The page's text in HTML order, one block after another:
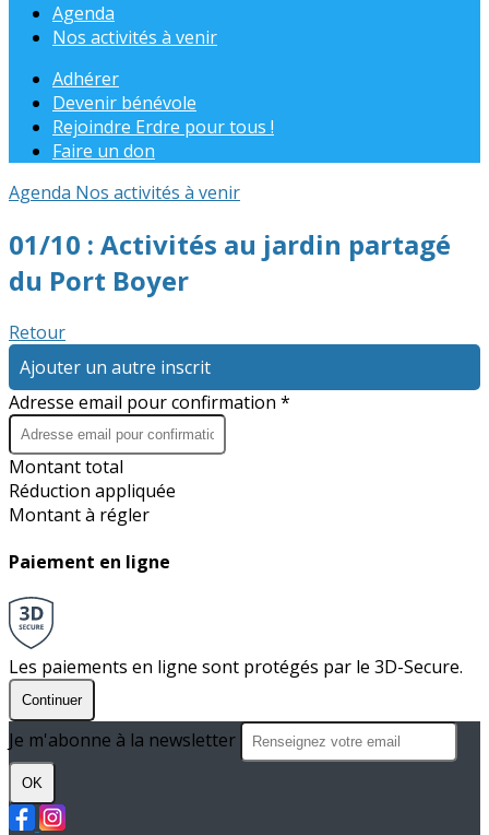
Agenda
Nos activités à venir
Adhérer
Devenir bénévole
Rejoindre Erdre pour tous !
Faire un don
Agenda Nos activités à venir
01/10 : Activités au jardin partagé
du Port Boyer
Retour
Ajouter un autre inscrit
Adresse email pour confirmation *
Montant total
Réduction appliquée
Montant à régler
Paiement en ligne
Les paiements en ligne sont protégés par le 3D-Secure.
Continuer
Je m'abonne à la newsletter
OK